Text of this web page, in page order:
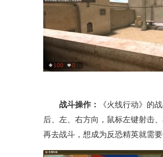
战斗操作：
《火线行动》的
后、左、右方向，鼠标左键射击
再去战斗，想成为反恐精英就需要